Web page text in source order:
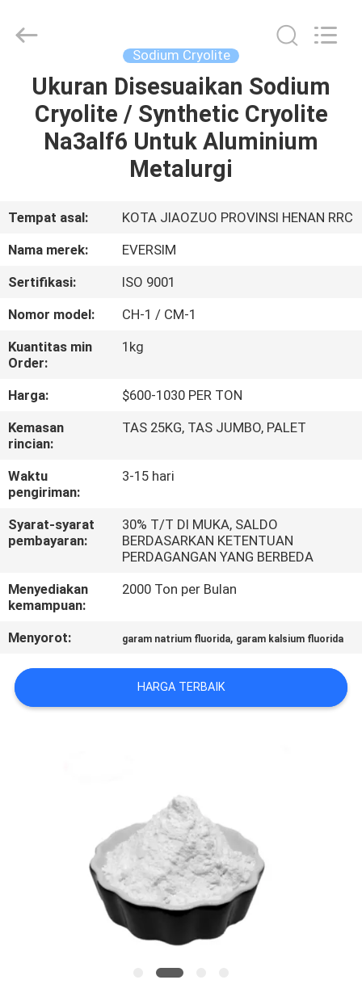
RUMAH
PRODUK
TENTANG
TUR
PABRIK
KONTROL
KUALITAS
HUBUNGI
KAMI
BERITA
KASUS-
KASUS
MINTA
KUTIPAN
Imp.&Exp.Co.,Ltd.
Sodium Cryolite
Ukuran Disesuaikan Sodium
Cryolite / Synthetic Cryolite
Na3alf6 Untuk Aluminium
Metalurgi
Tempat asal:
KOTA JIAOZUO PROVINSI HENAN RRC
Nama merek:
EVERSIM
Sertifikasi:
ISO 9001
Nomor model:
CH-1 / CM-1
Kuantitas min
Order:
1kg
Harga:
$600-1030 PER TON
Kemasan
rincian:
TAS 25KG, TAS JUMBO, PALET
Waktu
pengiriman:
3-15 hari
Syarat-syarat
pembayaran:
30% T/T DI MUKA, SALDO
BERDASARKAN KETENTUAN
PERDAGANGAN YANG BERBEDA
Menyediakan
kemampuan:
2000 Ton per Bulan
Menyorot: garam natrium fluorida, garam kalsium fluorida
HARGA TERBAIK